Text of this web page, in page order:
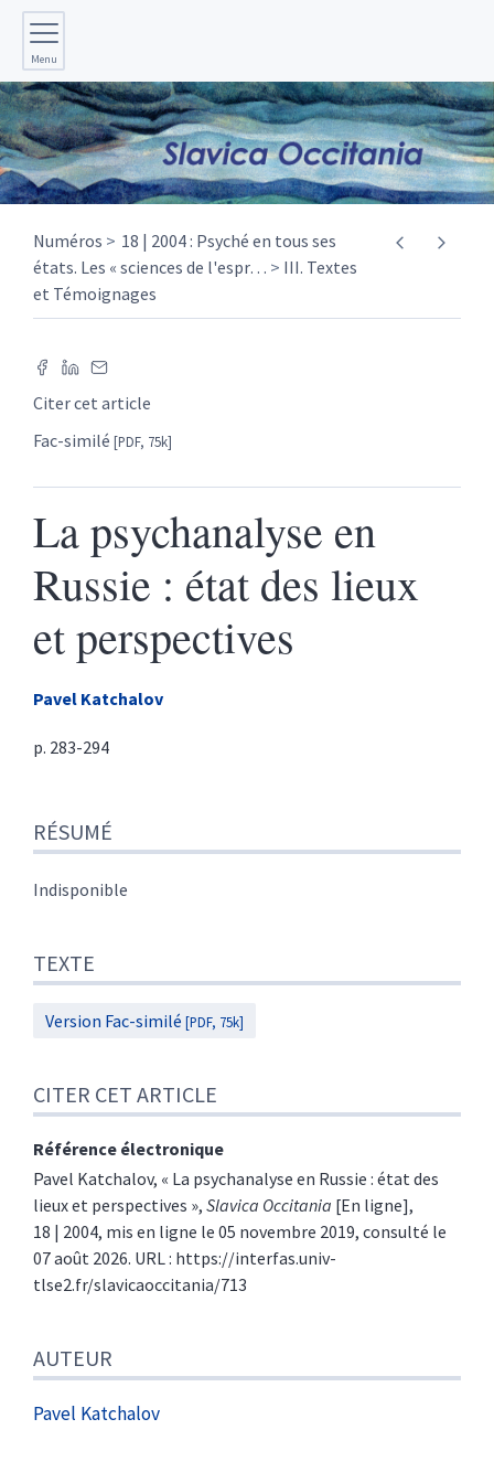
Menu
Numéros
18 | 2004 : Psyché en tous ses
états. Les « sciences de l'espr…
III. Textes
et Témoignages
Citer cet article
Fac-similé [PDF, 75k]
La psychanalyse en
Russie : état des lieux
et perspectives
Pavel Katchalov
p. 283-294
Texte
Citer cet article
Auteur
RÉSUMÉ
Indisponible
TEXTE
Version Fac-similé [PDF, 75k]
CITER CET ARTICLE
Référence électronique
Pavel Katchalov, « La psychanalyse en Russie : état des
lieux et perspectives », Slavica Occitania [En ligne],
18 | 2004, mis en ligne le 05 novembre 2019, consulté le
07 août 2026. URL : https://interfas.univ-
tlse2.fr/slavicaoccitania/713
AUTEUR
Pavel Katchalov